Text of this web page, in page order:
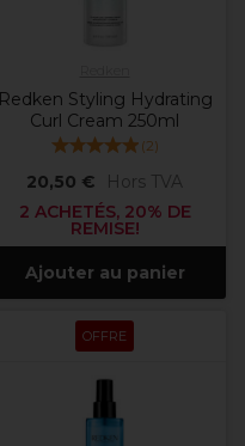
Redken Styling Hydrating
Curl Cream 250ml
(2)
20,50 €
Hors TVA
2 ACHETÉS, 20% DE
REMISE!
Ajouter au panier
OFFRE